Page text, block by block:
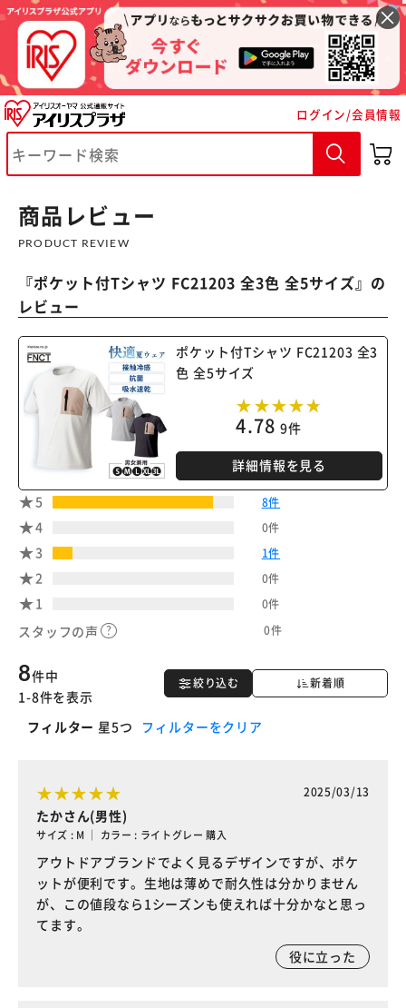
ログイン/会員情報
商品レビュー
PRODUCT REVIEW
『ポケット付Tシャツ FC21203 全3色 全5サイズ』の
レビュー
ポケット付Tシャツ FC21203 全3
色 全5サイズ
4.78 9件
詳細情報を見る
5 8件
4 0件
3 1件
2 0件
1 0件
スタッフの声 0件
絞り込む 新着順
8件中
1-8件を表示
フィルター 星5つ フィルターをクリア
2025/03/13
たかさん(男性)
サイズ : M ｜ カラー : ライトグレー 購入
アウトドアブランドでよく見るデザインですが、ポケ
ットが便利です。生地は薄めで耐久性は分かりません
が、この値段なら1シーズンも使えれば十分かなと思っ
てます。
役に立った
カートに入れる